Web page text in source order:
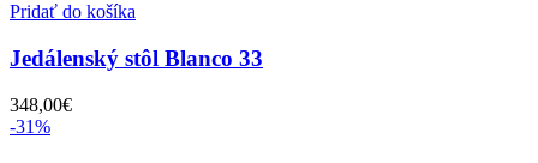
Pridať do košíka
Jedálenský stôl Blanco 33
348,00€
-31%